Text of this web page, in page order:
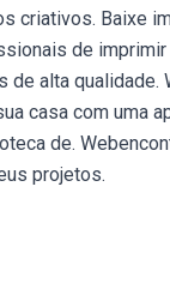
criativos. Baixe
de
de alta qualidade.
casa com uma
de.
projetos.